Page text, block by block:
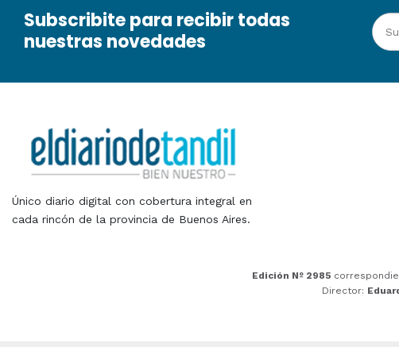
Subscribite para recibir todas
nuestras novedades
Único diario digital con cobertura integral en
cada rincón de la provincia de Buenos Aires.
Edición Nº 2985
Director: